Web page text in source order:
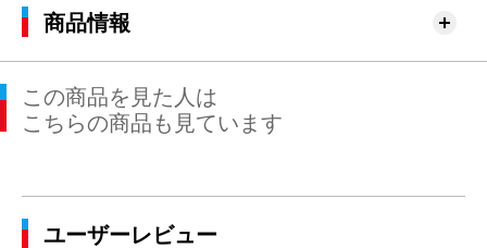
商品情報
この商品を見た人は
こちらの商品も見ています
ユーザーレビュー